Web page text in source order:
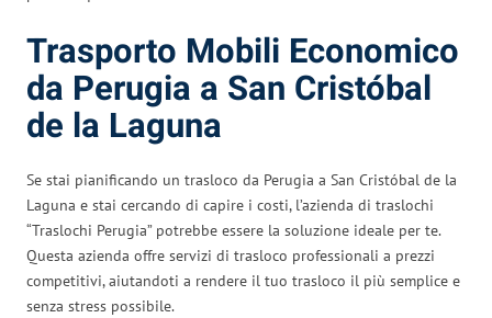
Trasporto Mobili Economico
da Perugia a San Cristóbal
de la Laguna
Se stai pianificando un trasloco da Perugia a San Cristóbal de la
Laguna e stai cercando di capire i costi, l’azienda di traslochi
“Traslochi Perugia” potrebbe essere la soluzione ideale per te.
Questa azienda offre servizi di trasloco professionali a prezzi
competitivi, aiutandoti a rendere il tuo trasloco il più semplice e
senza stress possibile.